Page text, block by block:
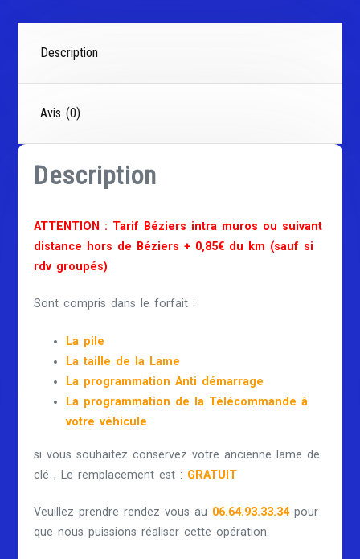
Description
Avis (0)
Description
ATTENTION : Tarif Béziers intra muros ou suivant
distance hors de Béziers + 0,85€ du km (sauf si
rdv groupés)
Sont compris dans le forfait :
La pile
La taille de la Lame
La programmation Anti démarrage
La programmation de la Télécommande à
votre véhicule
si vous souhaitez conservez votre ancienne lame de
clé , Le remplacement est : GRATUIT
Veuillez prendre rendez vous au 06.64.93.33.34pour
que nous puissions réaliser cette opération.